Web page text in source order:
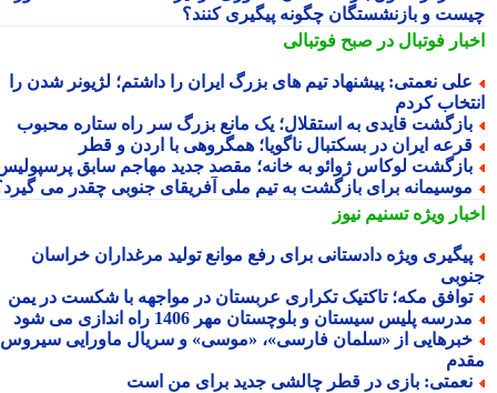
و بازنشستگان چگونه پیگیری کنند؟
فوتبال در صبح فوتبالی
نعمتی: پیشنهاد تیم های بزرگ ایران را داشتم؛ لژیونر شدن را
کردم
قایدی به استقلال؛ یک مانع بزرگ سر راه ستاره محبوب
ایران در بسکتبال ناگویا؛ همگروهی با اردن و قطر
لوکاس ژوائو به خانه؛ مقصد جدید مهاجم سابق پرسپولیس
برای بازگشت به تیم ملی آفریقای جنوبی چقدر می گیرد؟
ویژهتسنیم نیوز
ویژه دادستانی برای رفع موانع تولید مرغداران خراسان
مکه؛ تاکتیک تکراری عربستان در مواجهه با شکست در یمن
پلیس سیستان و بلوچستان مهر 1406 راه اندازی می شود
از «سلمان فارسی»، «موسی» و سریال ماورایی سیروس
بازی در قطر چالشی جدید برای من است